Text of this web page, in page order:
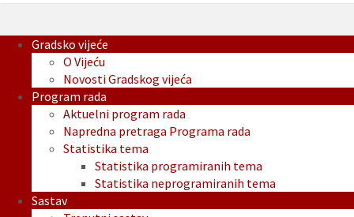
Gradsko vijeće
O Vijeću
Novosti Gradskog vijeća
Program rada
Aktuelni program rada
Napredna pretraga Programa rada
Statistika tema
Statistika programiranih tema
Statistika neprogramiranih tema
Sastav